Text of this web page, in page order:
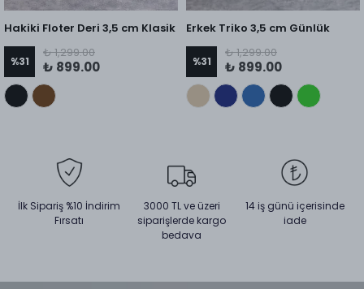
Hakiki Floter Deri 3,5 cm Klasik
Kemer
%31
₺ 1,299.00
₺ 899.00
Erkek Triko 3,5 cm Günlük
Kemer
%31
₺ 1,299.00
₺ 899.00
İlk Sipariş %10 İndirim
Fırsatı
3000 TL ve üzeri
siparişlerde kargo
bedava
14 iş günü içerisinde
iade